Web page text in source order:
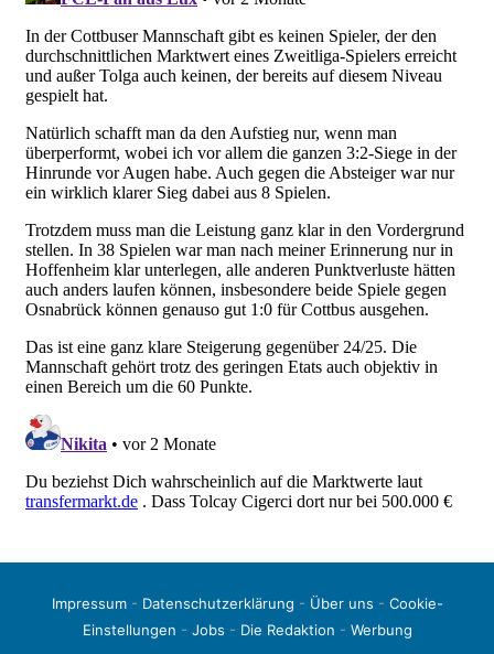
Impressum- Datenschutzerklärung - Über uns - Cookie-
Einstellungen - Jobs - Die Redaktion - Werbung